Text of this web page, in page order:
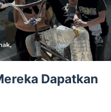
Dapatkan